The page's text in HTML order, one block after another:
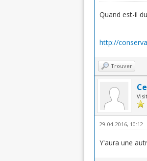
Quand est-il
http://
Trouver
29-04-2016, 10:12
Y'aura une